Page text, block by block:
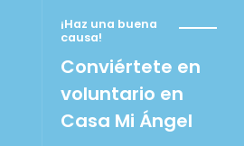
¡Haz una buena
causa!
Conviértete en
voluntario en
Casa Mi Ángel